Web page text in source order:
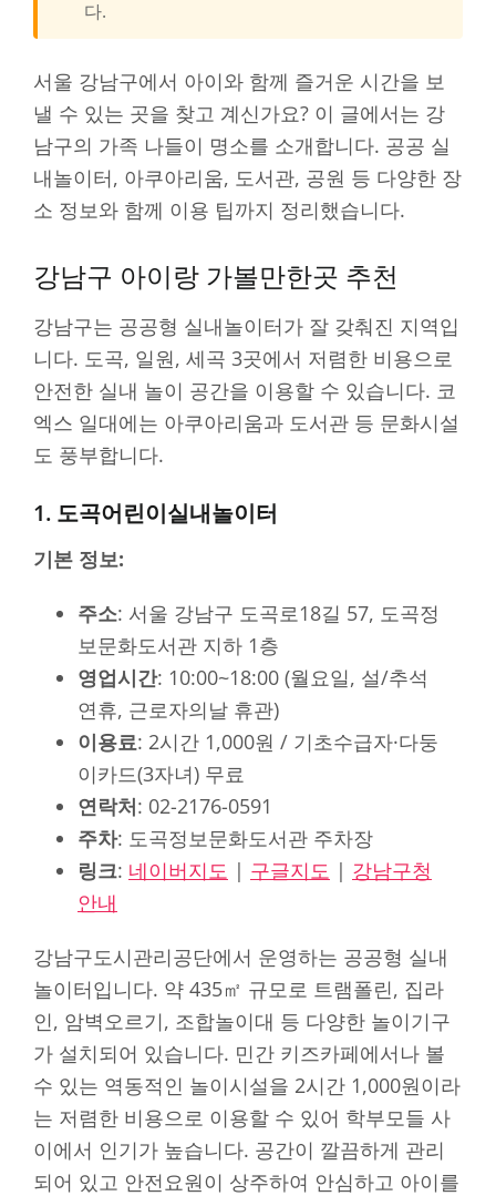
다.
서울 강남구에서 아이와 함께 즐거운 시간을 보
낼 수 있는 곳을 찾고 계신가요? 이 글에서는 강
남구의 가족 나들이 명소를 소개합니다. 공공 실
내놀이터, 아쿠아리움, 도서관, 공원 등 다양한 장
소 정보와 함께 이용 팁까지 정리했습니다.
강남구 아이랑 가볼만한곳 추천
강남구는 공공형 실내놀이터가 잘 갖춰진 지역입
니다. 도곡, 일원, 세곡 3곳에서 저렴한 비용으로
안전한 실내 놀이 공간을 이용할 수 있습니다. 코
엑스 일대에는 아쿠아리움과 도서관 등 문화시설
도 풍부합니다.
1. 도곡어린이실내놀이터
기본 정보:
주소: 서울 강남구 도곡로18길 57, 도곡정
보문화도서관 지하 1층
영업시간: 10:00~18:00 (월요일, 설/추석
연휴, 근로자의날 휴관)
이용료: 2시간 1,000원 / 기초수급자·다둥
이카드(3자녀) 무료
연락처: 02-2176-0591
주차: 도곡정보문화도서관 주차장
링크: 네이버지도 | 구글지도 | 강남구청
안내
강남구도시관리공단에서 운영하는 공공형 실내
놀이터입니다. 약 435㎡ 규모로 트램폴린, 집라
인, 암벽오르기, 조합놀이대 등 다양한 놀이기구
가 설치되어 있습니다. 민간 키즈카페에서나 볼
수 있는 역동적인 놀이시설을 2시간 1,000원이라
는 저렴한 비용으로 이용할 수 있어 학부모들 사
이에서 인기가 높습니다. 공간이 깔끔하게 관리
되어 있고 안전요원이 상주하여 안심하고 아이를